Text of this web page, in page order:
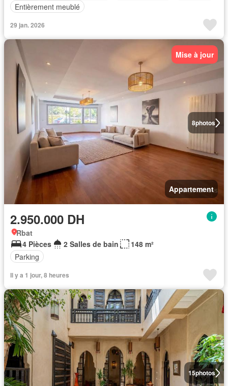
Entièrement meublé
29 jan. 2026
8photos
Mise à jour
Appartement
2.950.000 DH
Rbat
4 Pièces
2 Salles de bain
148 m²
Parking
Il y a 1 jour, 8 heures
15photos